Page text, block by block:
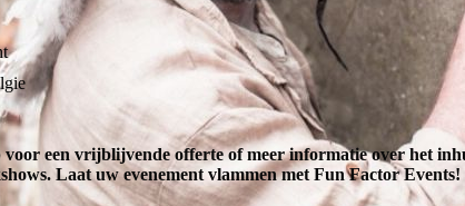
voor een vrijblijvende offerte of meer informatie over het
Laat uw evenement vlammen met Fun Factor Events!